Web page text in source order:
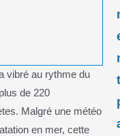
vibré au rythme du
de 220
Malgré une météo
en mer, cette